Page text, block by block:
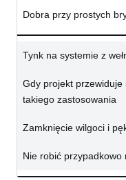
Dobra przy prostych
Tynk na systemie z
Gdy projekt
takiego zastosowania
Zamknięcie wilgoci i
Nie robić przypadkowo